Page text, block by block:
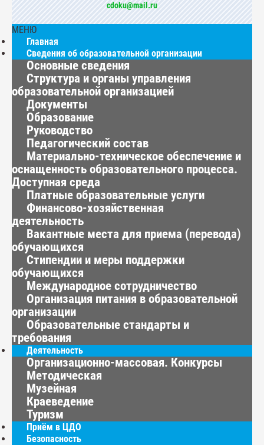
cdoku@mail.ru
МЕНЮ
Главная
Сведения об образовательной организации
Основные сведения
Структура и органы управления
образовательной организацией
Документы
Образование
Руководство
Педагогический состав
Материально-техническое обеспечение и
оснащенность образовательного процесса.
Доступная среда
Платные образовательные услуги
Финансово-хозяйственная
деятельность
Вакантные места для приема (перевода)
обучающихся
Стипендии и меры поддержки
обучающихся
Международное сотрудничество
Организация питания в образовательной
организации
Образовательные стандарты и
требования
Деятельность
Организационно-массовая. Конкурсы
Методическая
Музейная
Краеведение
Туризм
Приём в ЦДО
Безопасность